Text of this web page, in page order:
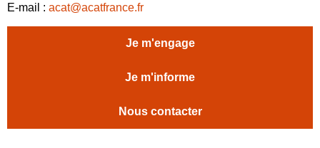
E-mail : acat@acatfrance.fr
Je m'engage
Je m'informe
Nous contacter